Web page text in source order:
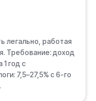
легально, работая
Требование: доход
год с
7,5–27,5% с 6-го